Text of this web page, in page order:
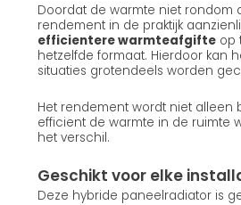
Doordat de warmte niet rondom
rendement in de praktijk
efficientere warmteafgifte op
hetzelfde formaat. Hierdoor kan
situaties grotendeels worden
Het rendement wordt niet
efficient de warmte in de ruimte
het verschil.
Geschikt voor elke
Deze hybride paneelradiator is